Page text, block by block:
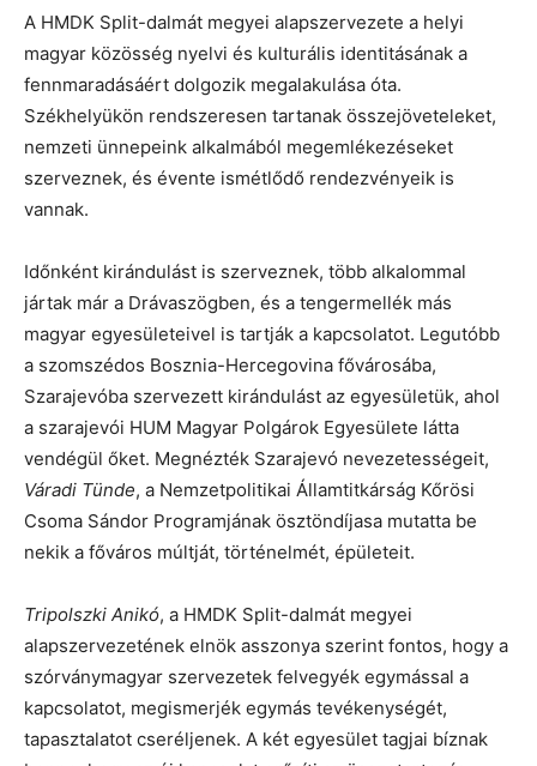
A HMDK Split-dalmát megyei alapszervezete a helyi
magyar közösség nyelvi és kulturális identitásának a
fennmaradásáért dolgozik megalakulása óta.
Székhelyükön rendszeresen tartanak összejöveteleket,
nemzeti ünnepeink alkalmából megemlékezéseket
szerveznek, és évente ismétlődő rendezvényeik is
vannak.
Időnként kirándulást is szerveznek, több alkalommal
jártak már a Drávaszögben, és a tengermellék más
magyar egyesületeivel is tartják a kapcsolatot. Legutóbb
a szomszédos Bosznia-Hercegovina fővárosába,
Szarajevóba szervezett kirándulást az egyesületük, ahol
a szarajevói HUM Magyar Polgárok Egyesülete látta
vendégül őket. Megnézték Szarajevó nevezetességeit,
Váradi Tünde, a Nemzetpolitikai Államtitkárság Kőrösi
Csoma Sándor Programjának ösztöndíjasa mutatta be
nekik a főváros múltját, történelmét, épületeit.
Tripolszki Anikó, a HMDK Split-dalmát megyei
alapszervezetének elnök asszonya szerint fontos, hogy a
szórványmagyar szervezetek felvegyék egymással a
kapcsolatot, megismerjék egymás tevékenységét,
tapasztalatot cseréljenek. A két egyesület tagjai bíznak